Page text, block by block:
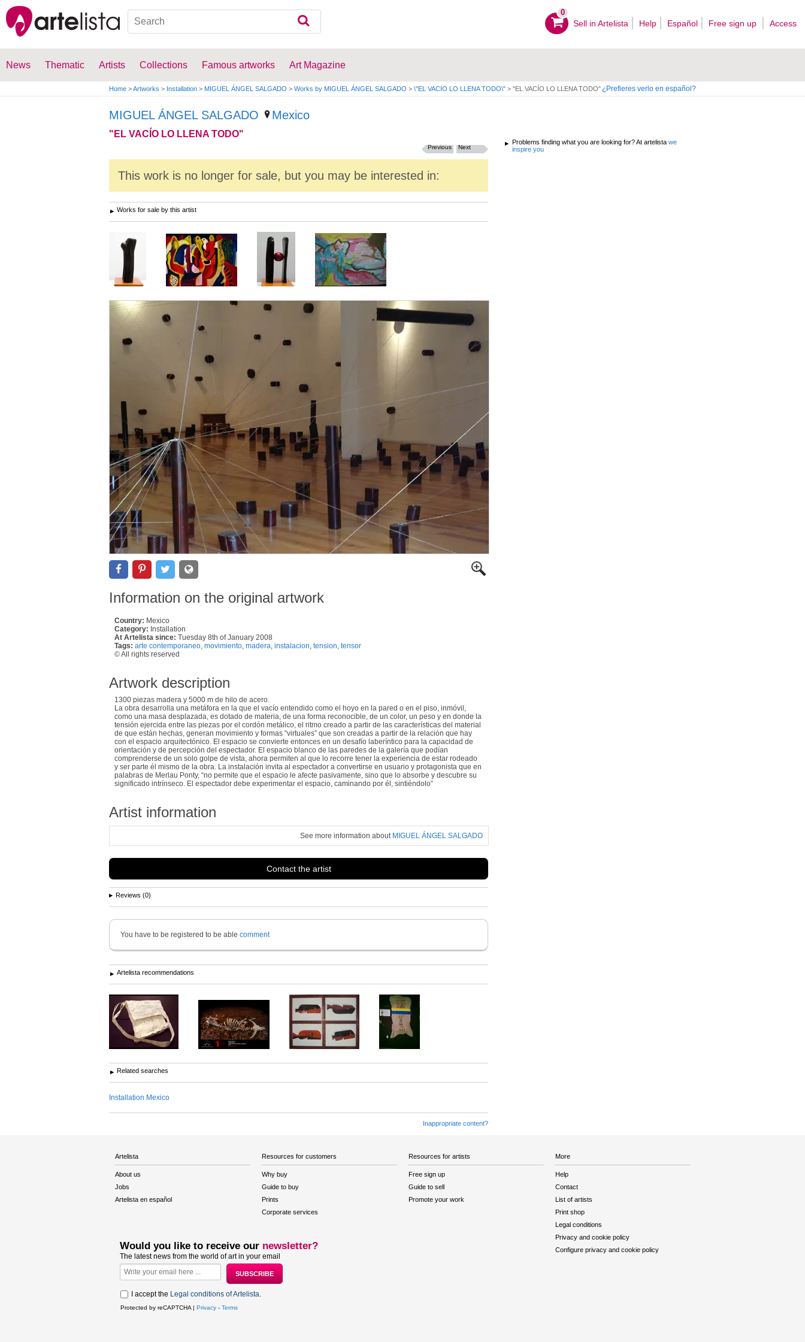
0
Sell ​​in Artelista Help Español Free sign up Access
News Thematic Artists Collections Famous artworks Art Magazine
Home >Artworks > Installation > MIGUEL ÁNGEL SALGADO > Works by MIGUEL ÁNGEL SALGADO > \"EL VACIO LO LLENA TODO\" > "EL VACÍO LO LLENA TODO"¿Prefieres verlo en español?
MIGUEL ÁNGEL SALGADO Mexico
"EL VACÍO LO LLENA TODO"
Next
Previous
This work is no longer for sale, but you may be interested in:
Works for sale by this artist
Information on the original artwork
Country: Mexico
Category: Installation
At Artelista since: Tuesday 8th of January 2008
Tags: arte contemporaneo movimiento madera instalacion tension tensor
© All rights reserved
Artwork description
1300 piezas madera y 5000 m de hilo de acero.
La obra desarrolla una metáfora en la que el vacío entendido como el hoyo en la pared o en el piso, inmóvil,
como una masa desplazada, es dotado de materia, de una forma reconocible, de un color, un peso y en donde la
tensión ejercida entre las piezas por el cordón metálico, el ritmo creado a partir de las características del material
de que están hechas, generan movimiento y formas “virtuales” que son creadas a partir de la relación que hay
con el espacio arquitectónico. El espacio se convierte entonces en un desafío laberíntico para la capacidad de
orientación y de percepción del espectador. El espacio blanco de las paredes de la galería que podían
comprenderse de un solo golpe de vista, ahora permiten al que lo recorre tener la experiencia de estar rodeado
y ser parte él mismo de la obra. La instalación invita al espectador a convertirse en usuario y protagonista que en
palabras de Merlau Ponty, “no permite que el espacio le afecte pasivamente, sino que lo absorbe y descubre su
significado intrínseco. El espectador debe experimentar el espacio, caminando por él, sintiéndolo”
Artist information
See more information about MIGUEL ÁNGEL SALGADO
Contact the artist
Reviews (0)
You have to be registered to be able comment
Artelista recommendations
Related searches
Installation Mexico
Inappropriate content?
Problems finding what you are looking for? At artelista we
inspire you
Artelista
About us
Jobs
Artelista en español
Resources for customers
Why buy
Guide to buy
Prints
Corporate services
Resources for artists
Free sign up
Guide to sell
Promote your work
More
Help
Contact
List of artists
Print shop
Legal conditions
Privacy and cookie policy
Configure privacy and cookie policy
Would you like to receive our newsletter?
The latest news from the world of art in your email
I accept the Legal conditions of Artelista
Protected by reCAPTCHA | Privacy - Terms